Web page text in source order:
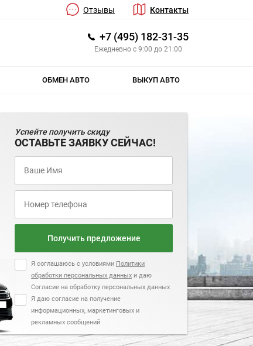
Отзывы Контакты
+7 (495) 182-31-35
Ежедневно с 9:00 до 21:00
ОБМЕН АВТО ВЫКУП АВТО
Успейте получить скиду
ОСТАВЬТЕ ЗАЯВКУ СЕЙЧАС!
Получить предложение
Я соглашаюсь с условиями Политики
обработки персональных данных и даю
Согласие на обработку персональных данных
Я даю согласие на получение
информационных, маркетинговых и
рекламных сообщений